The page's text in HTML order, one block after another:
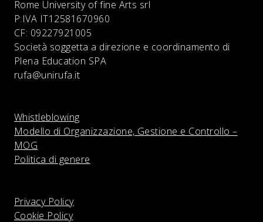
Rome University of fine Arts srl
P:IVA IT12581670960
CF: 09227921005
Società soggetta a direzione e coordinamento di
Plena Education SPA
rufa@unirufa.it
Whistleblowing
Modello di Organizzazione, Gestione e Controllo –
MOG
Politica di genere
Privacy Policy
Cookie Policy